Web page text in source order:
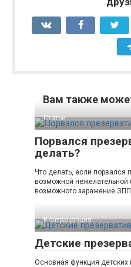
Вам также
Статьи
Порвался
делать?
Что делать, если порвался
возможной нежелательной
возможного заражение
Контрацепция
Детские
Основная функция детских